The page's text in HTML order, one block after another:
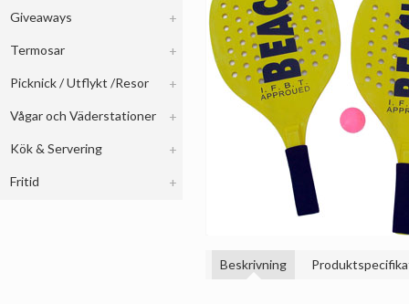
Giveaways
Termosar
Picknick / Utflykt /Resor
Vågar och Väderstationer
Kök & Servering
Fritid
Beskrivning